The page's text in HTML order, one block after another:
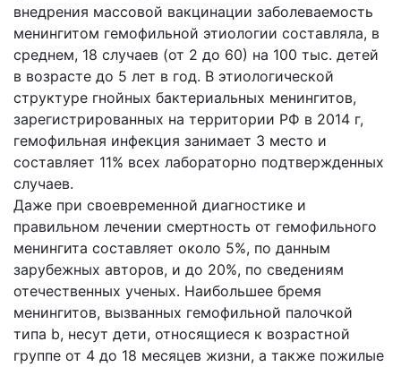
внедрения массовой вакцинации заболеваемость
менингитом гемофильной этиологии составляла, в
среднем, 18 случаев (от 2 до 60) на 100 тыс. детей
в возрасте до 5 лет в год. В этиологической
структуре гнойных бактериальных менингитов,
зарегистрированных на территории РФ в 2014 г,
гемофильная инфекция занимает 3 место и
составляет 11% всех лабораторно подтвержденных
случаев.
Даже при своевременной диагностике и
правильном лечении смертность от гемофильного
менингита составляет около 5%, по данным
зарубежных авторов, и до 20%, по сведениям
отечественных ученых. Наибольшее бремя
менингитов, вызванных гемофильной палочкой
типа b, несут дети, относящиеся к возрастной
группе от 4 до 18 месяцев жизни, а также пожилые